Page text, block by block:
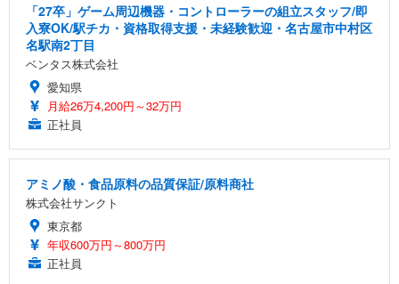
「27卒」ゲーム周辺機器・コントローラーの組立スタッフ/即
入寮OK/駅チカ・資格取得支援・未経験歓迎・名古屋市中村区
名駅南2丁目
ベンタス株式会社
愛知県
月給26万4,200円～32万円
正社員
アミノ酸・食品原料の品質保証/原料商社
株式会社サンクト
東京都
年収600万円～800万円
正社員